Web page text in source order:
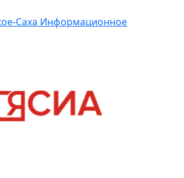
Саха Информационное